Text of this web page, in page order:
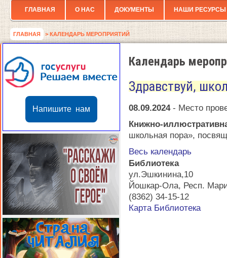
ГЛАВНАЯ О НАС ДОКУМЕНТЫ НАШИ РЕСУРСЫ
ГЛАВНАЯ > КАЛЕНДАРЬ МЕРОПРИЯТИЙ
Напишите нам
Календарь
Здравствуй,
08.09.2024 - Место
Книжно-
школьная пора»,
Весь календарь
Библиотека
ул.Эшкинина,10
Йошкар-Ола, Респ.
(8362) 34-15-12
Карта Библиотека